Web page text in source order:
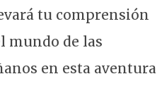
tu comprensión
mundo de las
en esta aventura